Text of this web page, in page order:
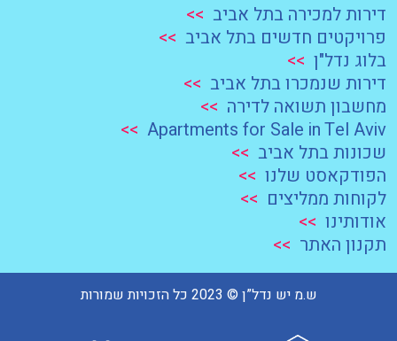
דירות למכירה בתל אביב >>
פרויקטים חדשים בתל אביב >>
בלוג נדל"ן
>>
דירות שנמכרו בתל אביב >>
מחשבון תשואה לדירה >>
Apartments for Sale in Tel Aviv
>>
שכונות בתל אביב >>
הפודקאסט שלנו
>>
לקוחות ממליצים >>
אודותינו
>>
תקנון האתר >>
ש.מ יש נדל”ן © 2023 כל הזכויות שמורות